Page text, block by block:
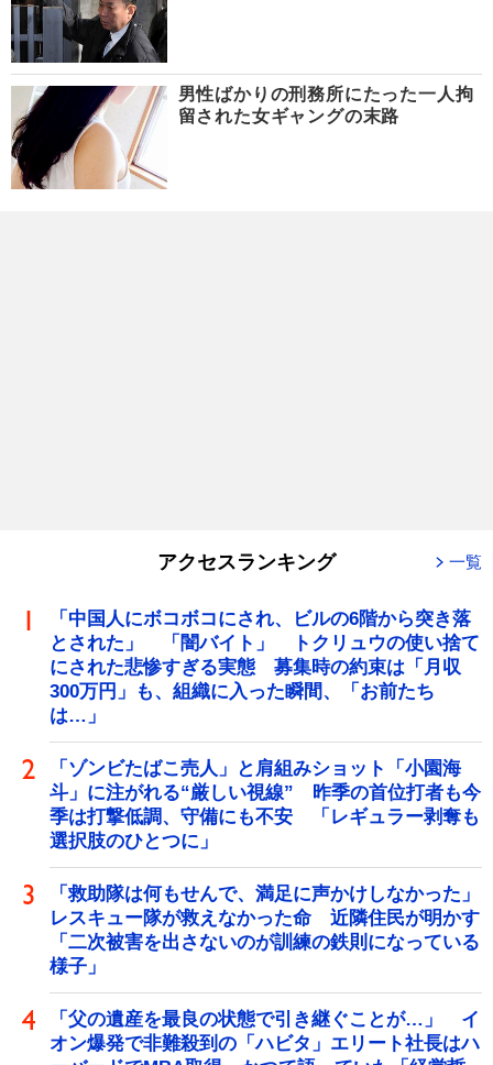
男性ばかりの刑務所にたった一人拘
留された女ギャングの末路
アクセスランキング 一覧
「中国人にボコボコにされ、ビルの6階から突き落
とされた」 「闇バイト」 トクリュウの使い捨て
にされた悲惨すぎる実態 募集時の約束は「月収
300万円」も、組織に入った瞬間、「お前たち
は…」
「ゾンビたばこ売人」と肩組みショット「小園海
斗」に注がれる“厳しい視線” 昨季の首位打者も今
季は打撃低調、守備にも不安 「レギュラー剥奪も
選択肢のひとつに」
「救助隊は何もせんで、満足に声かけしなかった」
レスキュー隊が救えなかった命 近隣住民が明かす
「二次被害を出さないのが訓練の鉄則になっている
様子」
「父の遺産を最良の状態で引き継ぐことが…」 イ
オン爆発で非難殺到の「ハビタ」エリート社長はハ